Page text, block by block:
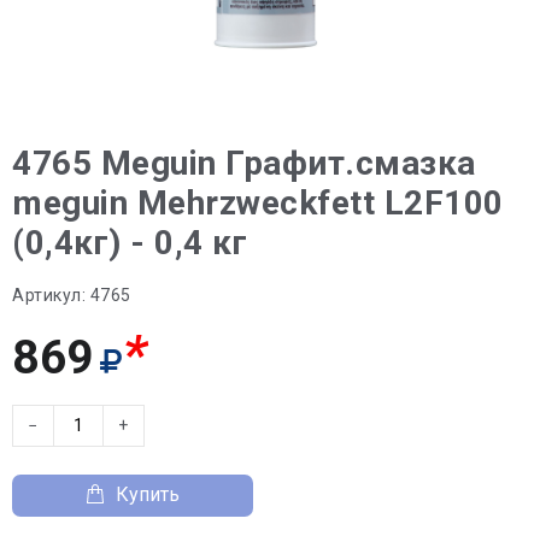
4765 Meguin Графит.смазка
meguin Mehrzweckfett L2F100
(0,4кг) - 0,4 кг
Артикул: 4765
869 *
− +
Купить